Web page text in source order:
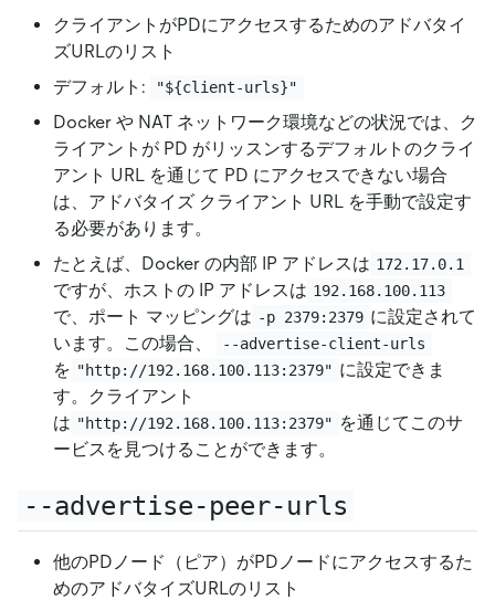
クライアントがPDにアクセスするためのアドバタイ
ズURLのリスト
デフォルト:
"${client-urls}"
Docker や NAT ネットワーク環境などの状況では、ク
ライアントが PD がリッスンするデフォルトのクライ
アント URL を通じて PD にアクセスできない場合
は、アドバタイズ クライアント URL を手動で設定す
る必要があります。
たとえば、Docker の内部 IP アドレスは 172.17.0.1
ですが、ホストの IP アドレスは 192.168.100.113
で、ポート マッピングは -p 2379:2379 に設定されて
います。この場合、
--advertise-client-urls
を "http://192.168.100.113:2379" に設定できま
す。クライアント
は "http://192.168.100.113:2379" を通じてこのサ
ービスを見つけることができます。
--advertise-peer-urls
他のPDノード（ピア）がPDノードにアクセスするた
めのアドバタイズURLのリスト